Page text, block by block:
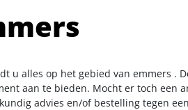
u alles op het gebied van emmers .
aan te bieden. Mocht er toch een
advies en/of bestelling tegen